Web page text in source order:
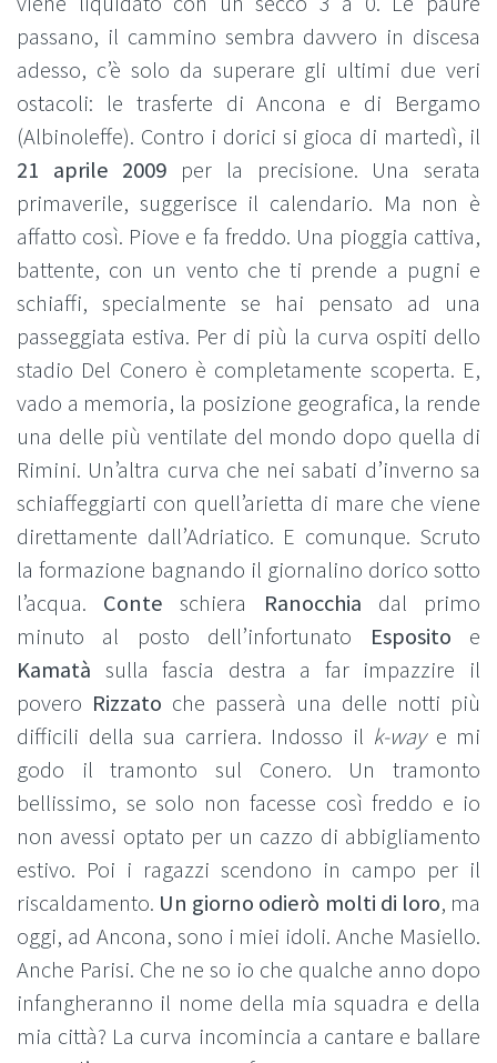
passano, il cammino sembra davvero in discesa
adesso, c’è solo da superare gli ultimi due veri
ostacoli: le trasferte di Ancona e di Bergamo
(Albinoleffe). Contro i dorici si gioca di martedì, il
21 aprile 2009 per la precisione. Una serata
primaverile, suggerisce il calendario. Ma non è
affatto così. Piove e fa freddo. Una pioggia cattiva,
battente, con un vento che ti prende a pugni e
schiaffi, specialmente se hai pensato ad una
passeggiata estiva. Per di più la curva ospiti dello
stadio Del Conero è completamente scoperta. E,
vado a memoria, la posizione geografica, la rende
una delle più ventilate del mondo dopo quella di
Rimini. Un’altra curva che nei sabati d’inverno sa
schiaffeggiarti con quell’arietta di mare che viene
direttamente dall’Adriatico. E comunque. Scruto
la formazione bagnando il giornalino dorico sotto
l’acqua. Conte schiera Ranocchia dal primo
minuto al posto dell’infortunato Esposito e
Kamatà sulla fascia destra a far impazzire il
povero Rizzato che passerà una delle notti più
difficili della sua carriera. Indosso il k-waye mi
godo il tramonto sul Conero. Un tramonto
bellissimo, se solo non facesse così freddo e io
non avessi optato per un cazzo di abbigliamento
estivo. Poi i ragazzi scendono in campo per il
riscaldamento. Un giorno odierò molti di loro, ma
oggi, ad Ancona, sono i miei idoli. Anche Masiello.
Anche Parisi. Che ne so io che qualche anno dopo
infangheranno il nome della mia squadra e della
mia città? La curva incomincia a cantare e ballare